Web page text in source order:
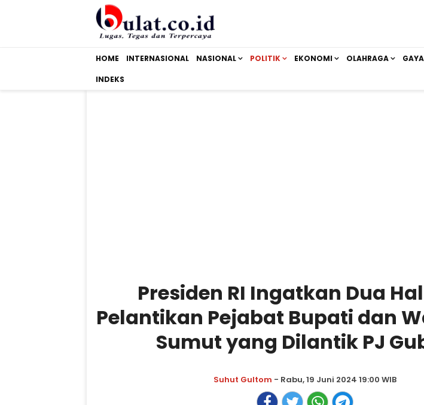
HOME INTERNASIONAL NASIONAL POLITIK EKONOMI OLAHRAGA
INDEKS
Presiden RI Ingatkan Dua
Pelantikan Pejabat Bupati dan
Sumut yang Dilantik PJ
Suhut Gultom - Rabu, 19 Juni 2024 19:00 WIB